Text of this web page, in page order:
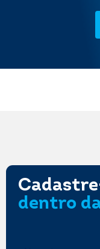
dentro